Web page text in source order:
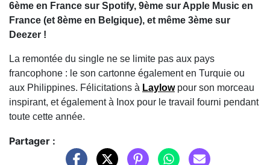
6ème en France sur Spotify, 9ème sur Apple Music en
France (et 8ème en Belgique), et même 3ème sur
Deezer !
La remontée du single ne se limite pas aux pays
francophone : le son cartonne également en Turquie ou
aux Philippines. Félicitations à Laylowpour son morceau
inspirant, et également à Inox pour le travail fourni pendant
toute cette année.
Partager :